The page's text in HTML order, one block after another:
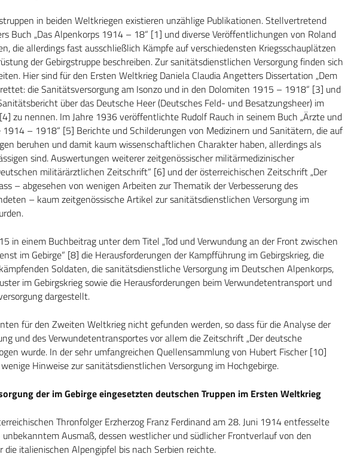
in beiden Weltkriegen existieren unzählige Publikationen. Stellvertretend
Buch „Das Alpenkorps 1914 – 18“ [1] und diverse Veröffentlichungen von Roland
die allerdings fast ausschließlich Kämpfe auf verschiedensten Kriegsschauplätzen
der Gebirgstruppe beschreiben. Zur sanitätsdienstlichen Versorgung finden sich
Hier sind für den Ersten Weltkrieg Daniela Claudia Angetters Dissertation „Dem
die Sanitätsversorgung am Isonzo und in den Dolomiten 1915 – 1918“ [3] und
über das Deutsche Heer (Deutsches Feld- und Besatzungsheer) im
zu nennen. Im Jahre 1936 veröffentlichte Rudolf Rauch in seinem Buch „Ärzte und
– 1918“ [5] Berichte und Schilderungen von Medizinern und Sanitätern, die auf
beruhen und damit kaum wissenschaftlichen Charakter haben, allerdings als
sind. Auswertungen weiterer zeitgenössischer militärmedizinischer
militärärztlichen Zeitschrift“ [6] und der österreichischen Zeitschrift „Der
– abgesehen von wenigen Arbeiten zur Thematik der Verbesserung des
– kaum zeitgenössische Artikel zur sanitätsdienstlichen Versorgung im
in einem Buchbeitrag unter dem Titel „Tod und Verwundung an der Front zwischen
im Gebirge“ [8] die Herausforderungen der Kampfführung im Gebirgskrieg, die
Soldaten, die sanitätsdienstliche Versorgung im Deutschen Alpenkorps,
im Gebirgskrieg sowie die Herausforderungen beim Verwundetentransport und
dargestellt.
für den Zweiten Weltkrieg nicht gefunden werden, so dass für die Analyse der
und des Verwundetentransportes vor allem die Zeitschrift „Der deutsche
wurde. In der sehr umfangreichen Quellensammlung von Hubert Fischer [10]
Hinweise zur sanitätsdienstlichen Versorgung im Hochgebirge.
der im Gebirge eingesetzten deutschen Truppen im Ersten Weltkrieg
Thronfolger Erzherzog Franz Ferdinand am 28. Juni 1914 entfesselte
Ausmaß, dessen westlicher und südlicher Frontverlauf von den
die italienischen Alpengipfel bis nach Serbien reichte.